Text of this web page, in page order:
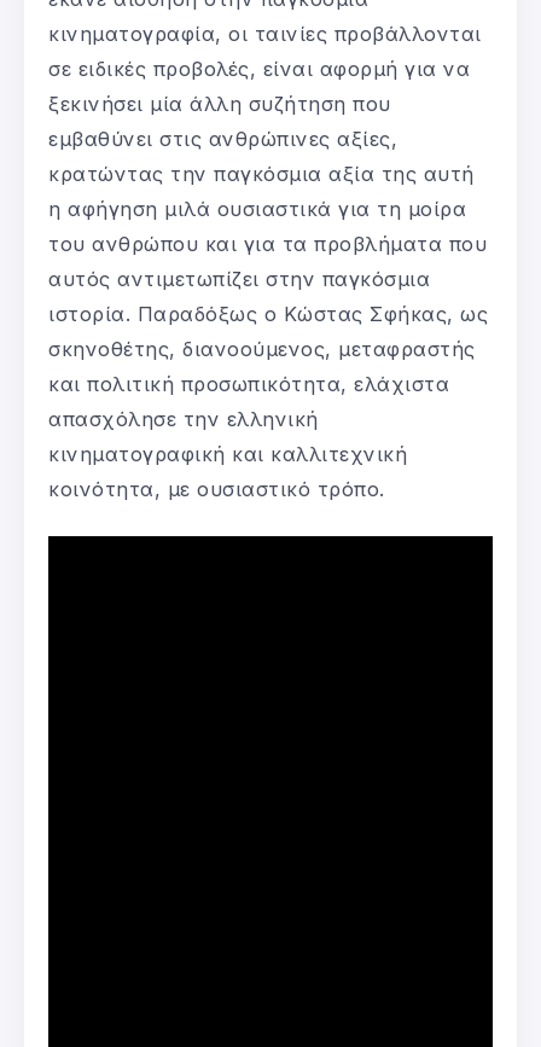
κινηματογραφία, οι ταινίες προβάλλονται
σε ειδικές προβολές, είναι αφορμή για να
ξεκινήσει μία άλλη συζήτηση που
εμβαθύνει στις ανθρώπινες αξίες,
κρατώντας την παγκόσμια αξία της αυτή
η αφήγηση μιλά ουσιαστικά για τη μοίρα
του ανθρώπου και για τα προβλήματα που
αυτός αντιμετωπίζει στην παγκόσμια
ιστορία. Παραδόξως ο Κώστας Σφήκας, ως
σκηνοθέτης, διανοούμενος, μεταφραστής
και πολιτική προσωπικότητα, ελάχιστα
απασχόλησε την ελληνική
κινηματογραφική και καλλιτεχνική
κοινότητα, με ουσιαστικό τρόπο.